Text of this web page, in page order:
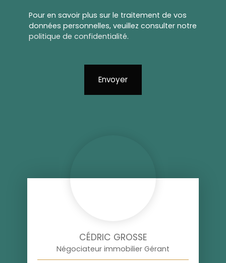
Pour en savoir plus sur le traitement de vos
données personnelles, veuillez consulter notre
politique de confidentialité.
Envoyer
CÉDRIC GROSSE
Négociateur immobilier Gérant